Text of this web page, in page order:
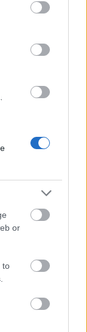
may click to
party tags to
below Google
or
to
lesz
Így
a
a többit
felfelé.
majd
felemelni a
tartsd
fejét,